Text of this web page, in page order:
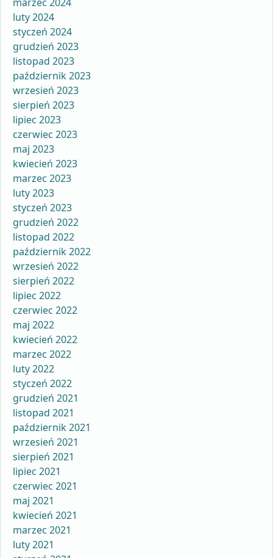
luty 2024
styczeń 2024
grudzień 2023
listopad 2023
październik 2023
wrzesień 2023
sierpień 2023
lipiec 2023
czerwiec 2023
maj 2023
kwiecień 2023
marzec 2023
luty 2023
styczeń 2023
grudzień 2022
listopad 2022
październik 2022
wrzesień 2022
sierpień 2022
lipiec 2022
czerwiec 2022
maj 2022
kwiecień 2022
marzec 2022
luty 2022
styczeń 2022
grudzień 2021
listopad 2021
październik 2021
wrzesień 2021
sierpień 2021
lipiec 2021
czerwiec 2021
maj 2021
kwiecień 2021
marzec 2021
luty 2021